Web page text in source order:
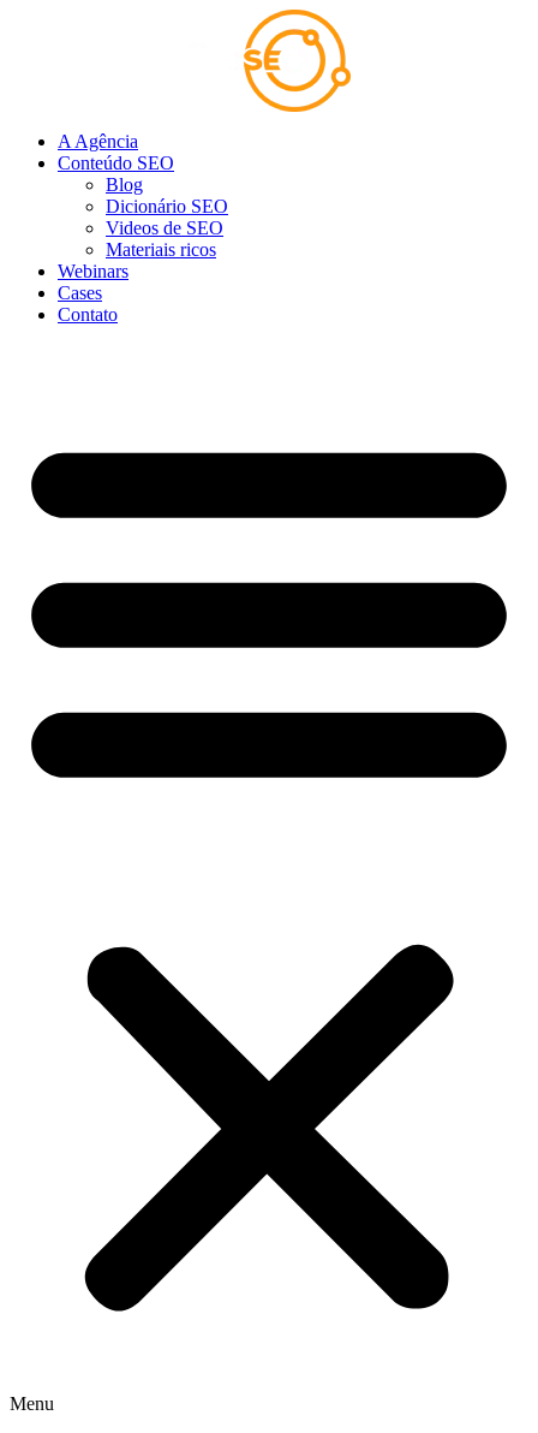
A Agência
Conteúdo SEO
Blog
Dicionário SEO
Videos de SEO
Materiais ricos
Webinars
Cases
Contato
Menu